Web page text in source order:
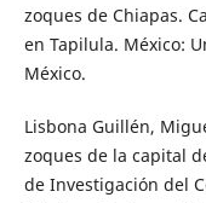
zoques de Chiapas.
en Tapilula. México:
México.
Lisbona Guillén,
zoques de la capital
de Investigación del